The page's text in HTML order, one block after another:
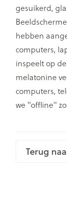
gesuikerd,
hebben
computers,
inspeelt op
melatonine
computers,
we "offline"
Terug